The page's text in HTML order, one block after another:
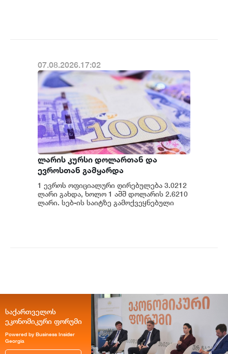
07.08.2026.17:02
ლარის კურსი დოლართან და
ევროსთან გამყარდა
1 ევროს ოფიციალური ღირებულება 3.0212
ლარი გახდა, ხოლო 1 აშშ დოლარის 2.6210
ლარი. სებ-ის საიტზე გამოქვეყნებული
საქართველოს
ეკონომიკური ფორუმი
Powered by Business Insider
Georgia